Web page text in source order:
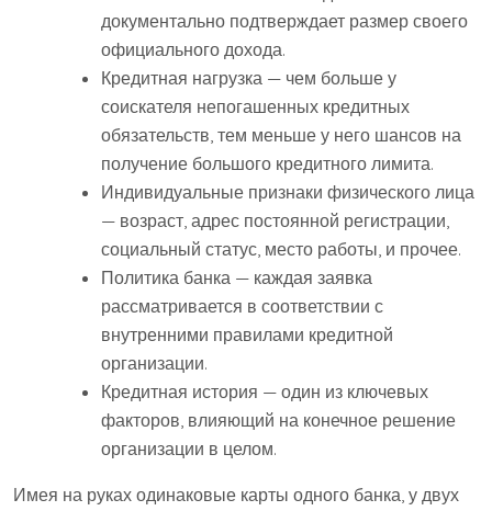
документально подтверждает размер своего
официального дохода.
Кредитная нагрузка — чем больше у
соискателя непогашенных кредитных
обязательств, тем меньше у него шансов на
получение большого кредитного лимита.
Индивидуальные признаки физического лица
— возраст, адрес постоянной регистрации,
социальный статус, место работы, и прочее.
Политика банка — каждая заявка
рассматривается в соответствии с
внутренними правилами кредитной
организации.
Кредитная история — один из ключевых
факторов, влияющий на конечное решение
организации в целом.
Имея на руках одинаковые карты одного банка, у двух